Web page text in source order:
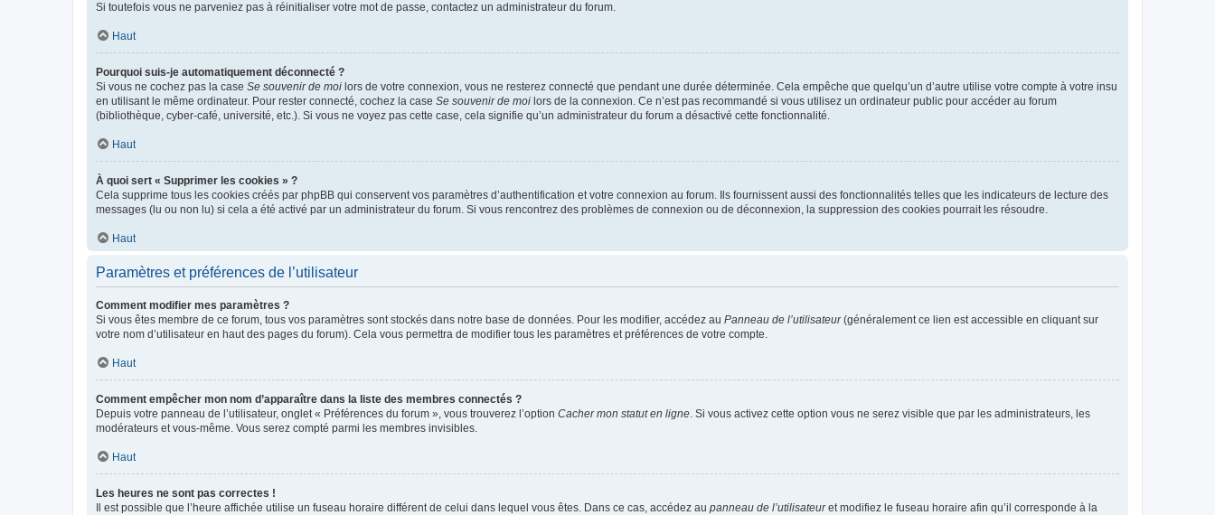
Si toutefois vous ne parveniez pas à réinitialiser votre mot de passe, contactez un administrateur du forum.
Haut
Pourquoi suis-je automatiquement déconnecté ?
Si vous ne cochez pas la case Se souvenir de moi lors de votre connexion, vous ne resterez connecté que pendant une durée déterminée. Cela empêche que quelqu’un d’autre utilise votre compte à votre insu
en utilisant le même ordinateur. Pour rester connecté, cochez la case Se souvenir de moi lors de la connexion. Ce n’est pas recommandé si vous utilisez un ordinateur public pour accéder au forum
(bibliothèque, cyber-café, université, etc.). Si vous ne voyez pas cette case, cela signifie qu’un administrateur du forum a désactivé cette fonctionnalité.
Haut
À quoi sert « Supprimer les cookies » ?
Cela supprime tous les cookies créés par phpBB qui conservent vos paramètres d’authentification et votre connexion au forum. Ils fournissent aussi des fonctionnalités telles que les indicateurs de lecture des
messages (lu ou non lu) si cela a été activé par un administrateur du forum. Si vous rencontrez des problèmes de connexion ou de déconnexion, la suppression des cookies pourrait les résoudre.
Haut
Paramètres et préférences de l’utilisateur
Comment modifier mes paramètres ?
Si vous êtes membre de ce forum, tous vos paramètres sont stockés dans notre base de données. Pour les modifier, accédez au Panneau de l’utilisateur(généralement ce lien est accessible en cliquant sur
votre nom d’utilisateur en haut des pages du forum). Cela vous permettra de modifier tous les paramètres et préférences de votre compte.
Haut
Comment empêcher mon nom d’apparaître dans la liste des membres connectés ?
Depuis votre panneau de l’utilisateur, onglet « Préférences du forum », vous trouverez l’option Cacher mon statut en ligne. Si vous activez cette option vous ne serez visible que par les administrateurs, les
modérateurs et vous-même. Vous serez compté parmi les membres invisibles.
Haut
Les heures ne sont pas correctes !
Il est possible que l’heure affichée utilise un fuseau horaire différent de celui dans lequel vous êtes. Dans ce cas, accédez au panneau de l’utilisateuret modifiez le fuseau horaire afin qu’il corresponde à la